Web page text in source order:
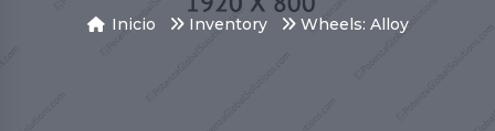
Inicio Inventory Wheels: Alloy